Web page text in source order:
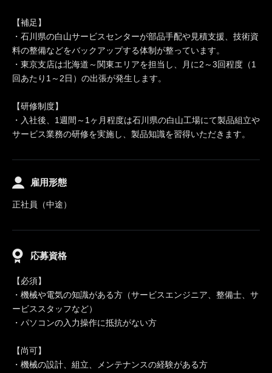
【補足】
・石川県の白山サービスセンターが部品手配や見積支援、技術資
料の整備などをバックアップする体制が整っています。
・東京支店は北海道～関東エリアを担当し、月に2～3回程度（1
回あたり1～2日）の出張が発生します。
【研修制度】
・入社後、1週間～1ヶ月程度は石川県の白山工場にて製品組立や
サービス業務の研修を実施し、製品知識を習得いただきます。
雇用形態
正社員（中途）
応募資格
【必須】
・機械や電気の知識がある方（サービスエンジニア、整備士、サ
ービススタッフなど）
・パソコンの入力操作に抵抗がない方
【尚可】
・機械の設計、組立、メンテナンスの経験がある方